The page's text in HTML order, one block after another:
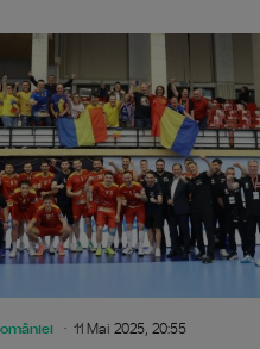
Kovacs, delegat la partida
11 Mai 2025, 20:55